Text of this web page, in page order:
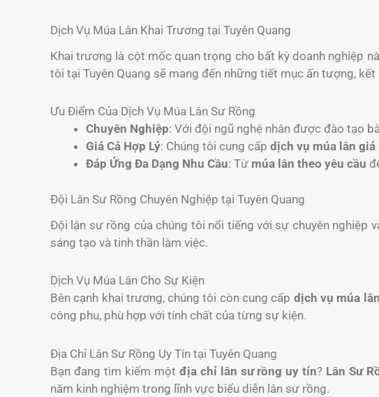
Dịch Vụ Múa Lân Khai Trương tại Tuyên Quang
Khai trương là cột mốc quan trọng cho bất kỳ doanh nghiệp
tôi tại Tuyên Quang sẽ mang đến những tiết mục ấn tượng,
Ưu Điểm Của Dịch Vụ Múa Lân Sư Rồng
Chuyên Nghiệp: Với đội ngũ nghệ nhân được đào tạo
Giá Cả Hợp Lý: Chúng tôi cung cấp dịch vụ múa lân giá
Đáp Ứng Đa Dạng Nhu Cầu: Từ múa lân theo yêu cầu
Đội Lân Sư Rồng Chuyên Nghiệp tại Tuyên Quang
Đội lân sư rồng của chúng tôi nổi tiếng với sự chuyên nghiệp
sáng tạo và tinh thần làm việc.
Dịch Vụ Múa Lân Cho Sự Kiện
Bên cạnh khai trương, chúng tôi còn cung cấp dịch vụ múa
công phu, phù hợp với tính chất của từng sự kiện.
Địa Chỉ Lân Sư Rồng Uy Tín tại Tuyên Quang
Bạn đang tìm kiếm một địa chỉ lân sư rồng uy tín? Lân Sư
năm kinh nghiệm trong lĩnh vực biểu diễn lân sư rồng.